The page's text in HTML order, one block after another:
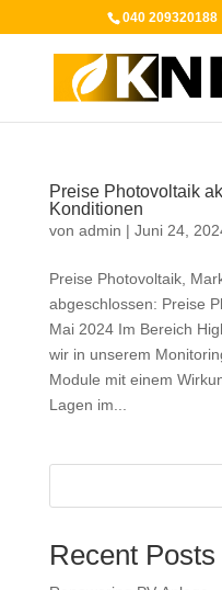
040 209320188
Preise Photovoltaik
Konditionen
von admin | Juni 24,
Preise Photovoltaik,
abgeschlossen: Preise
Mai 2024 Im Bereich
wir in unserem
Module mit einem
Lagen im...
Recent Posts